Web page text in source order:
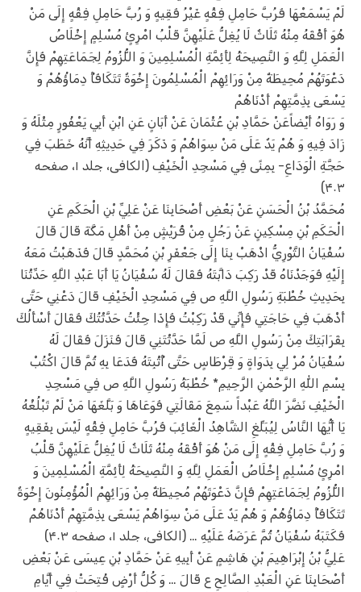
لَمْ يَسْمَعْهَا فَرُبَّ حَامِلِ فِقْهٍ غَيْرُ فَقِيهٍ وَ رُبَّ حَامِلِ فِقْهٍ إِلَى مَنْ
هُوَ أَفْقَهُ مِنْهُ ثَلَاثٌ لَا يُغِلُّ عَلَيْهِنَّ قَلْبُ امْرِئٍ مُسْلِمٍ إِخْلَاصُ
الْعَمَلِ لِلَّهِ وَ النَّصِيحَةُ لِأَئِمَّةِ الْمُسْلِمِينَ وَ اللُّزُومُ لِجَمَاعَتِهِمْ فَإِنَّ
دَعْوَتَهُمْ مُحِيطَةٌ مِنْ وَرَائِهِمْ الْمُسْلِمُونَ إِخْوَةٌ تَتَكَافَأُ دِمَاؤُهُمْ وَ
يَسْعَى بِذِمَّتِهِمْ أَدْنَاهُمْ‌
وَ رَوَاهُ أَيْضاًعَنْ حَمَّادِ بْنِ عُثْمَانَ عَنْ أَبَانٍ عَنِ ابْنِ أَبِي يَعْفُورٍ مِثْلَهُ وَ
زَادَ فِيهِ وَ هُمْ يَدٌ عَلَى مَنْ سِوَاهُمْ وَ ذَكَرَ فِي حَدِيثِهِ أَنَّهُ خَطَبَ فِي
حَجَّةِ الْوَدَاعِ- بِمِنًى فِي مَسْجِدِ الْخَيْفِ‌ (الکافی، جلد ۱، صفحه
۴۰۳)
مُحَمَّدُ بْنُ الْحَسَنِ عَنْ بَعْضِ أَصْحَابِنَا عَنْ عَلِيِّ بْنِ الْحَكَمِ عَنِ
الْحَكَمِ بْنِ مِسْكِينٍ عَنْ رَجُلٍ مِنْ قُرَيْشٍ مِنْ أَهْلِ مَكَّةَ قَالَ قَالَ
سُفْيَانُ الثَّوْرِيُّ اذْهَبْ بِنَا إِلَى جَعْفَرِ بْنِ مُحَمَّدٍ قَالَ فَذَهَبْتُ مَعَهُ
إِلَيْهِ فَوَجَدْنَاهُ قَدْ رَكِبَ دَابَّتَهُ فَقَالَ لَهُ سُفْيَانُ يَا أَبَا عَبْدِ اللَّهِ حَدِّثْنَا
بِحَدِيثِ خُطْبَةِ رَسُولِ اللَّهِ ص فِي مَسْجِدِ الْخَيْفِ قَالَ دَعْنِي حَتَّى
أَذْهَبَ فِي حَاجَتِي فَإِنِّي قَدْ رَكِبْتُ فَإِذَا جِئْتُ حَدَّثْتُكَ فَقَالَ أَسْأَلُكَ
بِقَرَابَتِكَ مِنْ رَسُولِ اللَّهِ ص لَمَّا حَدَّثْتَنِي قَالَ فَنَزَلَ فَقَالَ لَهُ
سُفْيَانُ مُرْ لِي بِدَوَاةٍ وَ قِرْطَاسٍ حَتَّى أُثْبِتَهُ فَدَعَا بِهِ ثُمَّ قَالَ اكْتُبْ
بِسْمِ اللّٰهِ الرَّحْمٰنِ الرَّحِيمِ* خُطْبَةُ رَسُولِ اللَّهِ ص فِي مَسْجِدِ
الْخَيْفِ نَضَّرَ اللَّهُ عَبْداً سَمِعَ مَقَالَتِي فَوَعَاهَا وَ بَلَّغَهَا مَنْ لَمْ تَبْلُغْهُ
يَا أَيُّهَا النَّاسُ لِيُبَلِّغِ الشَّاهِدُ‌ الْغَائِبَ فَرُبَّ حَامِلِ فِقْهٍ لَيْسَ بِفَقِيهٍ
وَ رُبَّ حَامِلِ فِقْهٍ إِلَى مَنْ هُوَ أَفْقَهُ مِنْهُ ثَلَاثٌ لَا يُغِلُّ عَلَيْهِنَّ قَلْبُ
امْرِئٍ مُسْلِمٍ إِخْلَاصُ الْعَمَلِ لِلَّهِ وَ النَّصِيحَةُ لِأَئِمَّةِ الْمُسْلِمِينَ وَ
اللُّزُومُ لِجَمَاعَتِهِمْ فَإِنَّ دَعْوَتَهُمْ مُحِيطَةٌ مِنْ وَرَائِهِمْ الْمُؤْمِنُونَ إِخْوَةٌ
تَتَكَافَأُ دِمَاؤُهُمْ وَ هُمْ يَدٌ عَلَى مَنْ سِوَاهُمْ يَسْعَى بِذِمَّتِهِمْ أَدْنَاهُمْ
فَكَتَبَهُ سُفْيَانُ ثُمَّ عَرَضَهُ عَلَيْهِ … (الکافی، جلد ۱، صفحه ۴۰۳)
عَلِيُّ بْنُ إِبْرَاهِيمَ بْنِ هَاشِمٍ عَنْ أَبِيهِ عَنْ حَمَّادِ بْنِ عِيسَى عَنْ بَعْضِ
أَصْحَابِنَا عَنِ الْعَبْدِ الصَّالِحِ ع قَالَ … وَ كُلُّ أَرْضٍ فُتِحَتْ فِي أَيَّامِ